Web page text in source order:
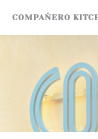
COMPAÑERO